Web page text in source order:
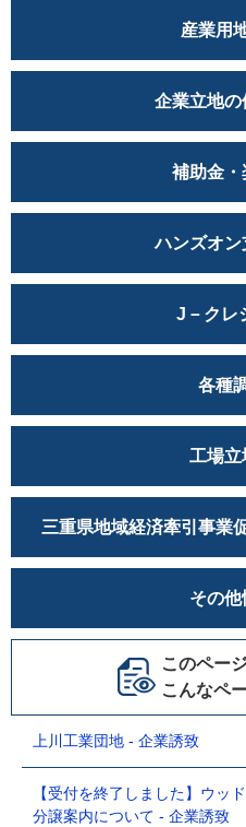
産業用
企業立地の
補助金・
ハンズオン
J－クレ
各種
工場立
三重県地域経済牽引事業
その他
このペー
こんなペ
上川工業団地 - 企業誘致
【受付を終了しました】ウッ
分譲案内について - 企業誘致